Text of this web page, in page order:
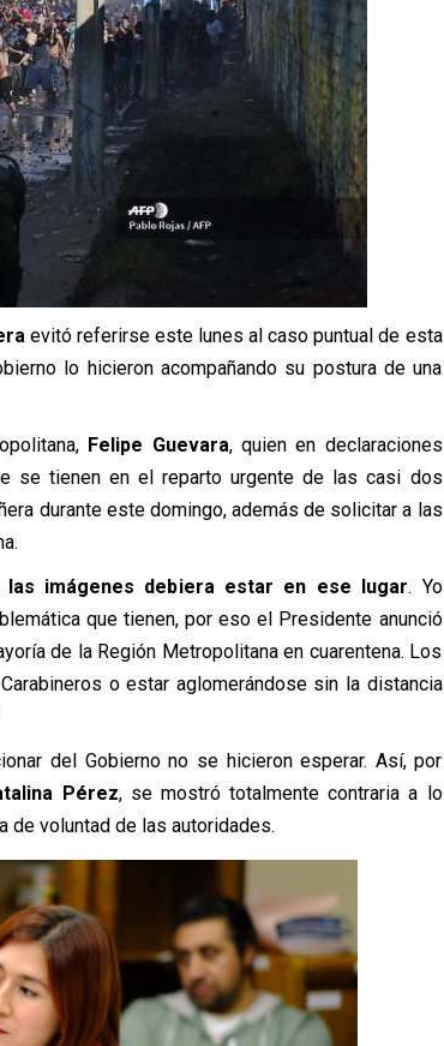
evitó referirse este lunes al caso puntual de esta
lo hicieron acompañando su postura de una
Felipe Guevara, quien en declaraciones
se tienen en el reparto urgente de las casi dos
durante este domingo, además de solicitar a las
imágenes debiera estar en ese lugar. Yo
que tienen, por eso el Presidente anunció
de la Región Metropolitana en cuarentena. Los
o estar aglomerándose sin la distancia
del Gobierno no se hicieron esperar. Así, por
Pérez, se mostró totalmente contraria a lo
de voluntad de las autoridades.